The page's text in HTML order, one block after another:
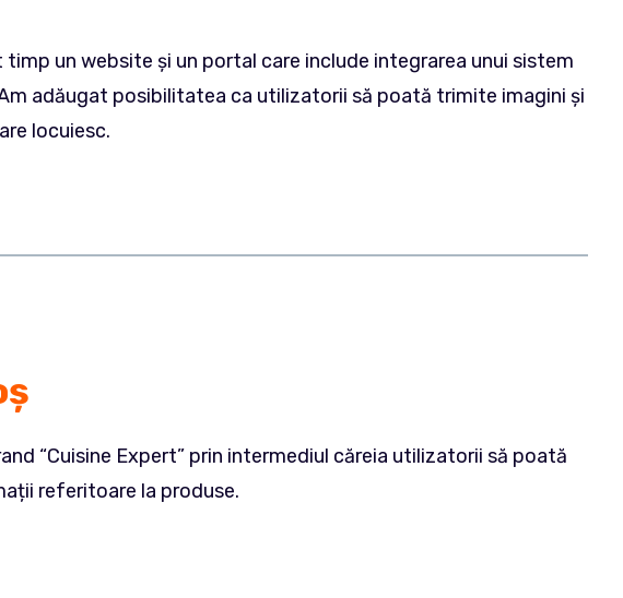
un website și un portal care include integrarea unui sistem
adăugat posibilitatea ca utilizatorii să poată trimite imagini și
locuiesc.
“Cuisine Expert” prin intermediul căreia utilizatorii să poată
referitoare la produse.